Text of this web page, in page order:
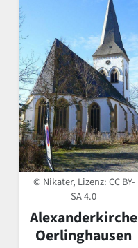
© Nikater, Lizenz:CC BY-
SA 4.0
Alexanderkirche
Oerlinghausen